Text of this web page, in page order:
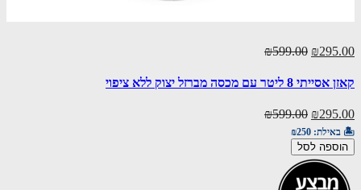
₪295.00
₪599.00
קאזן אסייתי 8 ליטר עם מכסה מברזל יצוק ללא ציפוי
₪295.00
₪599.00
🏝️ באילת: ₪250
הוספה לסל